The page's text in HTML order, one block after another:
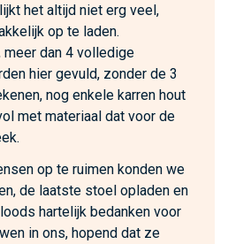
het altijd niet erg veel,
op te laden.
meer dan 4 volledige
hier gevuld, zonder de 3
nog enkele karren hout
met materiaal dat voor de
op te ruimen konden we
de laatste stoel opladen en
hartelijk bedanken voor
in ons, hopend dat ze